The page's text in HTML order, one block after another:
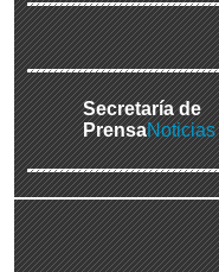
Secretaría de
PrensaNoticias